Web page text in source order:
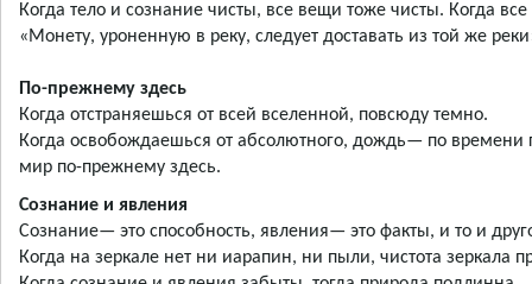
Когда тело и сознание чисты, все вещи тоже чисты. Когда
«Монету, уроненную в реку, следует доставать из той же
По-прежнему здесь
Когда отстраняешься от всей вселенной, повсюду темно.
Когда освобождаешься от абсолютного, дождь— по
мир по-прежнему здесь.
Сознание и явления
Сознание— это способность, явления— это факты, и то и
Когда на зеркале нет ни иарапин, ни пыли, чистота зеркала